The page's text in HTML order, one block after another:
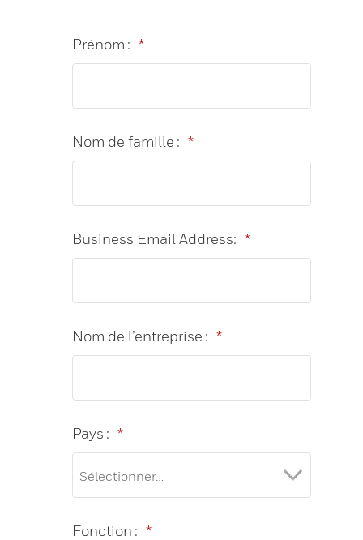
*
Prénom :
*
Nom de famille :
*
Business Email Address:
*
Nom de l’entreprise :
*
Pays :
*
Fonction :